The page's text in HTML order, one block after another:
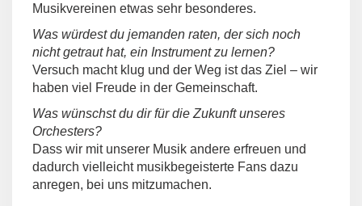
Musikvereinen etwas sehr besonderes.
Was würdest du jemanden raten, der sich noch
nicht getraut hat, ein Instrument zu lernen?
Versuch macht klug und der Weg ist das Ziel – wir
haben viel Freude in der Gemeinschaft.
Was wünschst du dir für die Zukunft unseres
Orchesters?
Dass wir mit unserer Musik andere erfreuen und
dadurch vielleicht musikbegeisterte Fans dazu
anregen, bei uns mitzumachen.